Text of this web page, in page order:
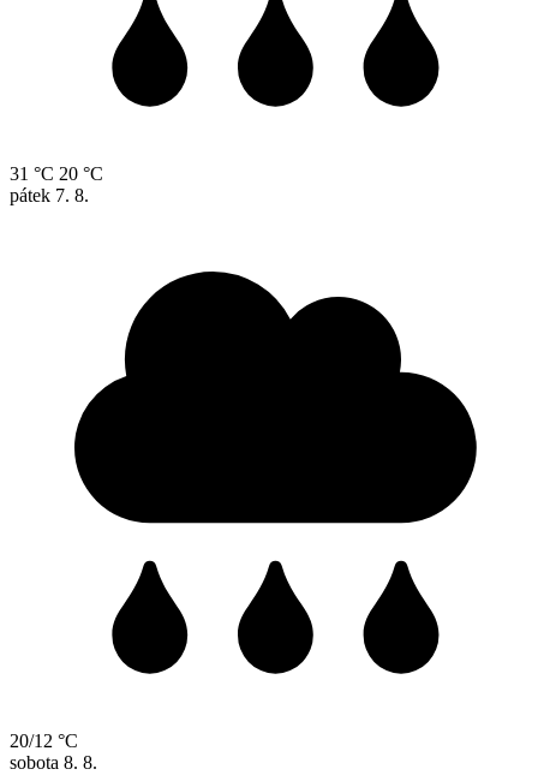
31 °C 20 °C
pátek 7. 8.
20/12 °C
sobota 8. 8.